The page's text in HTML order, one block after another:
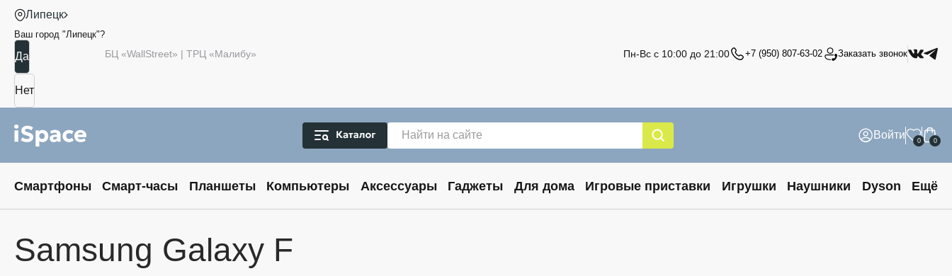
Липецк
Ваш город "Липецк"?
БЦ «WallStreet» | ТРЦ «Малибу» Пн-Вс с 10:00 до 21:00 +7 (950) 807-63-02 Заказать звонок
Войти 0 0
Смартфоны Смарт-часы Планшеты Компьютеры Аксессуары Гаджеты Для дома Игровые приставки Игрушки Наушники Dyson Ещё
Samsung Galaxy F